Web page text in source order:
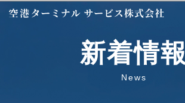
新着情報
News